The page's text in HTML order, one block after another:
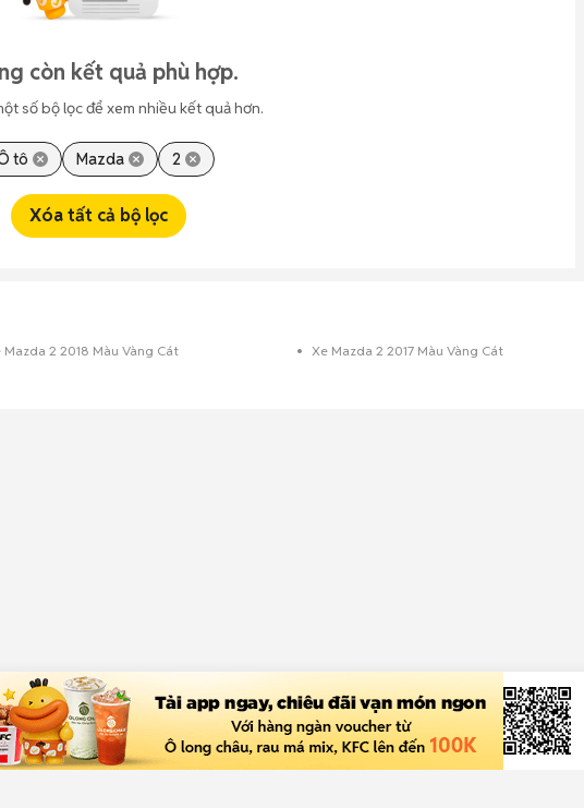
còn kết quả phù hợp.
số bộ lọc để xem nhiều kết quả hơn.
tô Mazda 2
Xóa tất cả bộ lọc
Mazda 2 2018 Màu Vàng Cát Xe Mazda 2 2017 Màu Vàng Cát